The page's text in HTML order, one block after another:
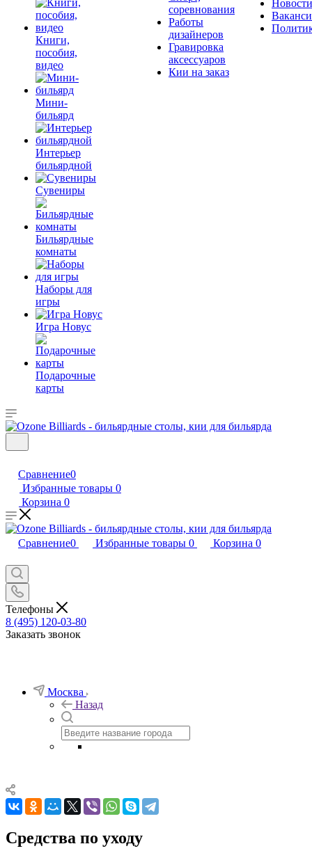
Книги,
пособия,
видео
Мини-
бильярд
Интерьер
бильярдной
Сувениры
Бильярдные
комнаты
Наборы для
игры
Игра Новус
Подарочные
карты
соревнования
Работы
дизайнеров
Гравировка
аксессуаров
Кии на заказ
Новости
Сравнение0
Избранные товары 0
Корзина 0
Сравнение0 Избранные товары 0 Корзина 0
Телефоны
8 (495) 120-03-80
Заказать звонок
Москва
Назад
Средства по уходу